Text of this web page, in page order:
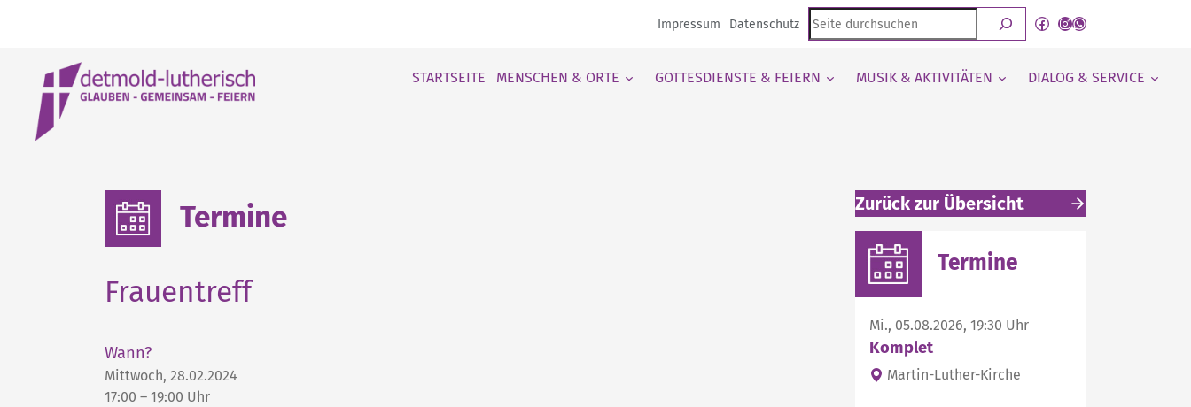
Impressum Datenschutz
Seite
durchsuchen
Facebook
Instagram
WhatsApp Kanal von detmold-lutherisch
STARTSEITE MENSCHEN & ORTE GOTTESDIENSTE & FEIERN MUSIK & AKTIVITÄTEN DIALOG & SERVICE
Termine
Frauentreff
Wann?
Mittwoch, 28.02.2024
17:00 – 19:00 Uhr
Zurück zur Übersicht
Weitere interessante Inhalte
Termine
Mi., 05.08.2026, 19:30 Uhr
Komplet
Martin-Luther-Kirche